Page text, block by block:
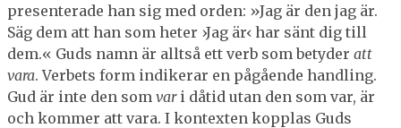
presenterade han sig med orden: »Jag är den jag är.
Säg dem att han som heter ›Jag är‹ har sänt dig till
dem.« Guds namn är alltså ett verb som betyderatt
vara. Verbets form indikerar en pågående handling.
Gud är inte den somvari dåtid utan den som var, är
och kommer att vara. I kontexten kopplas Guds